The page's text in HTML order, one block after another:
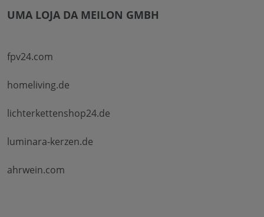
UMA LOJA DA MEILON GMBH
fpv24.com
homeliving.de
lichterkettenshop24.de
luminara-kerzen.de
ahrwein.com